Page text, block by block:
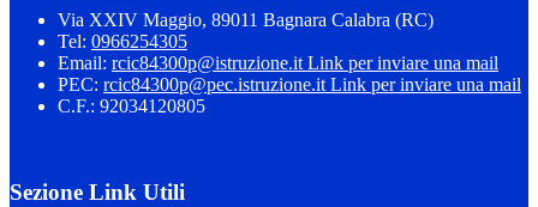
Via XXIV Maggio, 89011 Bagnara Calabra (RC)
Tel: 0966254305
Email: rcic84300p@istruzione.it Link per inviare una mail
PEC: rcic84300p@pec.istruzione.it Link per inviare una mail
C.F.: 92034120805
Sezione Link Utili